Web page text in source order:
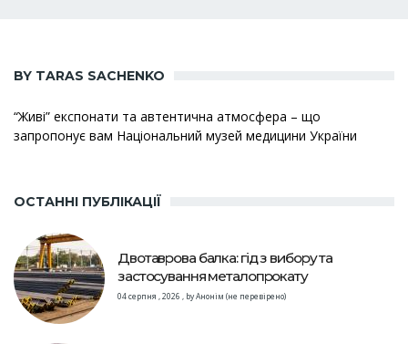
BY TARAS SACHENKO
“Живі” експонати та автентична атмосфера – що
запропонує вам Національний музей медицини України
ОСТАННІ ПУБЛІКАЦІЇ
Двотаврова балка: гід з вибору та
застосування металопрокату
04 серпня , 2026 , byАнонім (не перевірено)